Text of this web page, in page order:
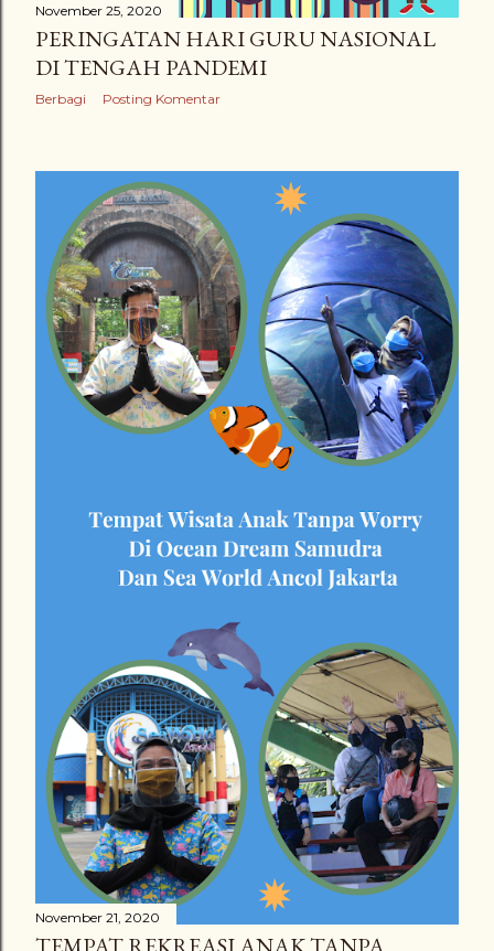
November 25, 2020
PERINGATAN HARI GURU NASIONAL
DI TENGAH PANDEMI
Berbagi Posting Komentar
November 21, 2020
TEMPAT REKREASI ANAK TANPA